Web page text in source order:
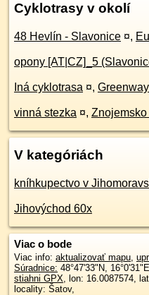
Cyklotrasy v okolí
48 Hevlín - Slavonice ¤,
opony [AT|CZ]_5
Iná cyklotrasa ¤,
vinná stezka ¤, Znojemsko
V kategóriách
kníhkupectvo v
Jihovýchod 60x
Viac o bode
Viac info: aktualizovať mapu,
Súradnice: 48°47'33"N, 16°0'31"E
stiahni GPX, lon: 16.0087574,
locality: Šatov,